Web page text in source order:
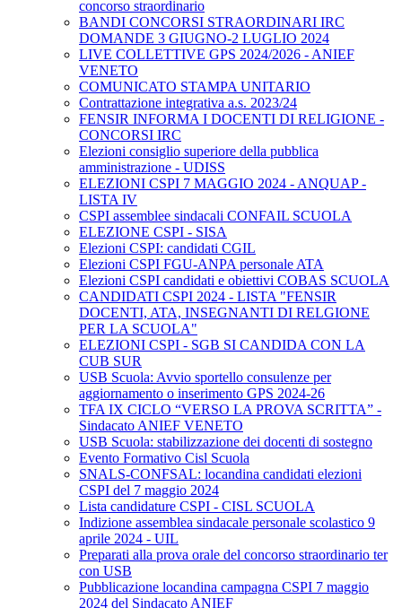
concorso straordinario
BANDI CONCORSI STRAORDINARI IRC
DOMANDE 3 GIUGNO-2 LUGLIO 2024
LIVE COLLETTIVE GPS 2024/2026 - ANIEF
VENETO
COMUNICATO STAMPA UNITARIO
Contrattazione integrativa a.s. 2023/24
FENSIR INFORMA I DOCENTI DI RELIGIONE -
CONCORSI IRC
Elezioni consiglio superiore della pubblica
amministrazione - UDISS
ELEZIONI CSPI 7 MAGGIO 2024 - ANQUAP -
LISTA IV
CSPI assemblee sindacali CONFAIL SCUOLA
ELEZIONE CSPI - SISA
Elezioni CSPI: candidati CGIL
Elezioni CSPI FGU-ANPA personale ATA
Elezioni CSPI candidati e obiettivi COBAS SCUOLA
CANDIDATI CSPI 2024 - LISTA "FENSIR
DOCENTI, ATA, INSEGNANTI DI RELGIONE
PER LA SCUOLA"
ELEZIONI CSPI - SGB SI CANDIDA CON LA
CUB SUR
USB Scuola: Avvio sportello consulenze per
aggiornamento o inserimento GPS 2024-26
TFA IX CICLO “VERSO LA PROVA SCRITTA” -
Sindacato ANIEF VENETO
USB Scuola: stabilizzazione dei docenti di sostegno
Evento Formativo Cisl Scuola
SNALS-CONFSAL: locandina candidati elezioni
CSPI del 7 maggio 2024
Lista candidature CSPI - CISL SCUOLA
Indizione assemblea sindacale personale scolastico 9
aprile 2024 - UIL
Preparati alla prova orale del concorso straordinario ter
con USB
Pubblicazione locandina campagna CSPI 7 maggio
2024 del Sindacato ANIEF